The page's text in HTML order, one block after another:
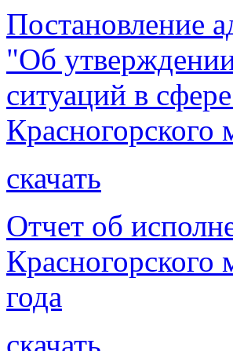
Постановление
"Об
ситуаций в
Красногорского
скачать
Отчет об
Красногорского
года